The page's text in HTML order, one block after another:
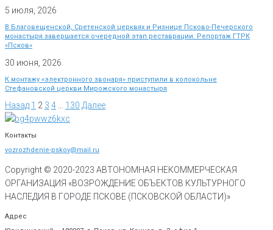
5 июля, 2026
В Благовещенской, Сретенской церквях и Ризнице Псково-Печерского
монастыря завершается очередной этап реставрации. Репортаж ГТРК
«Псков»
30 июня, 2026
К монтажу «электронного звонаря» приступили в колокольне
Стефановской церкви Мирожского монастыря
Назад 1 2 3 4 130 Далее
Контакты
vozrozhdenie-pskov@mail.ru
Copyright © 2020-2023 АВТОНОМНАЯ НЕКОММЕРЧЕСКАЯ
ОРГАНИЗАЦИЯ «ВОЗРОЖДЕНИЕ ОБЪЕКТОВ КУЛЬТУРНОГО
НАСЛЕДИЯ В ГОРОДЕ ПСКОВЕ (ПСКОВСКОЙ ОБЛАСТИ)»
Адрес